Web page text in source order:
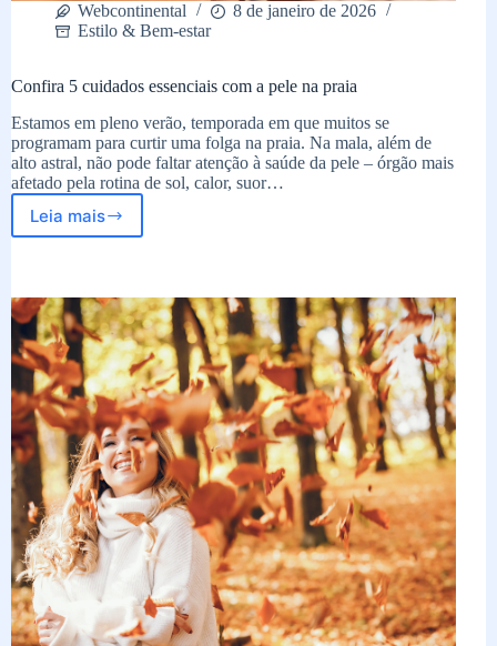
Webcontinental
8 de janeiro de 2026
Estilo & Bem-estar
Confira 5 cuidados essenciais com a pele na praia
Estamos em pleno verão, temporada em que muitos se
programam para curtir uma folga na praia. Na mala, além de
alto astral, não pode faltar atenção à saúde da pele – órgão mais
afetado pela rotina de sol, calor, suor…
Leia mais
Confira
com
a
pele
na
praia